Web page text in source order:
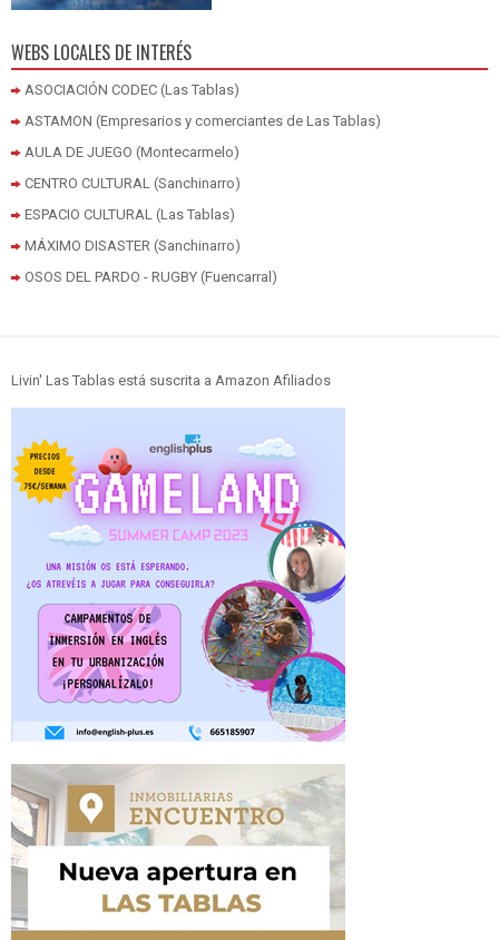
WEBS LOCALES DE INTERÉS
ASOCIACIÓN CODEC (Las Tablas)
ASTAMON (Empresarios y comerciantes de Las Tablas)
AULA DE JUEGO (Montecarmelo)
CENTRO CULTURAL (Sanchinarro)
ESPACIO CULTURAL (Las Tablas)
MÁXIMO DISASTER (Sanchinarro)
OSOS DEL PARDO - RUGBY (Fuencarral)
Livin' Las Tablas está suscrita a Amazon Afiliados